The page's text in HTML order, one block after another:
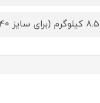
8.5 کیلوگرم (برای سایز 140 در 100)